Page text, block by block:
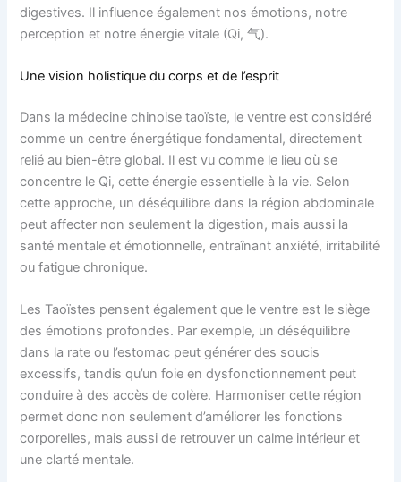
digestives. Il influence également nos émotions, notre
perception et notre énergie vitale (Qi, 气).
Une vision holistique du corps et de l’esprit
Dans la médecine chinoise taoïste, le ventre est considéré
comme un centre énergétique fondamental, directement
relié au bien-être global. Il est vu comme le lieu où se
concentre le Qi, cette énergie essentielle à la vie. Selon
cette approche, un déséquilibre dans la région abdominale
peut affecter non seulement la digestion, mais aussi la
santé mentale et émotionnelle, entraînant anxiété, irritabilité
ou fatigue chronique.
Les Taoïstes pensent également que le ventre est le siège
des émotions profondes. Par exemple, un déséquilibre
dans la rate ou l’estomac peut générer des soucis
excessifs, tandis qu’un foie en dysfonctionnement peut
conduire à des accès de colère. Harmoniser cette région
permet donc non seulement d’améliorer les fonctions
corporelles, mais aussi de retrouver un calme intérieur et
une clarté mentale.